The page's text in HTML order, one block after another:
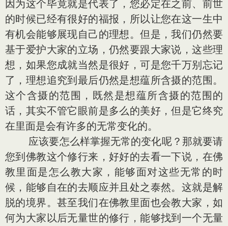
因为这个毕竟就是代表了，您必定在之前、前世
的时候已经有很好的福报，所以让您在这一生中
有机会能够展现自己的理想。但是，我们仍然要
基于爱护大家的立场，仍然要跟大家说，这些理
想，如果您成就当然是很好，可是您千万别忘记
了，理想追究到最后仍然是想蕴所含摄的范围。
这个含摄的范围，既然是想蕴所含摄的范围的
话，其实不管它眼前是多么的美好，但是它终究
在里面是会有许多的无常变化的。
应该要怎么样掌握无常的变化呢？那就要请
您到佛教这个修行来，好好的去看一下说，在佛
教里面是怎么教大家，能够面对这些无常的时
候，能够自在的去顺应并且处之泰然。这就是解
脱的境界。甚至我们在佛教里面也会教大家，如
何为大家以后无量世的修行，能够找到一个无量